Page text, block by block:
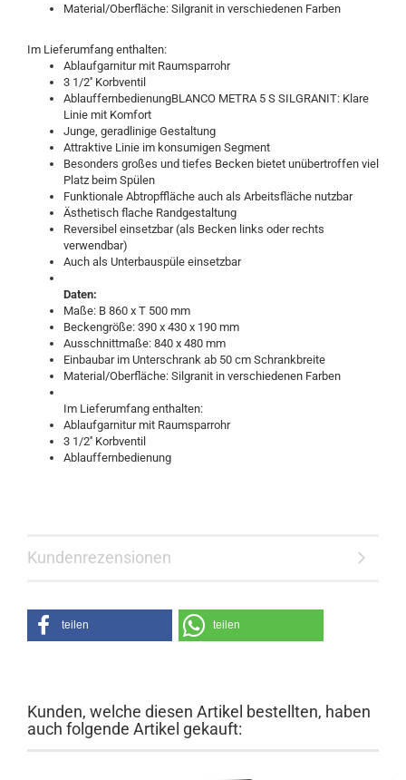
Material/Oberfläche: Silgranit in verschiedenen Farben
Im Lieferumfang enthalten:
Ablaufgarnitur mit Raumsparrohr
3 1/2'' Korbventil
AblauffernbedienungBLANCO METRA 5 S SILGRANIT: Klare
Linie mit Komfort
Junge, geradlinige Gestaltung
Attraktive Linie im konsumigen Segment
Besonders großes und tiefes Becken bietet unübertroffen viel
Platz beim Spülen
Funktionale Abtropffläche auch als Arbeitsfläche nutzbar
Ästhetisch flache Randgestaltung
Reversibel einsetzbar (als Becken links oder rechts
verwendbar)
Auch als Unterbauspüle einsetzbar
Daten:
Maße: B 860 x T 500 mm
Beckengröße: 390 x 430 x 190 mm
Ausschnittmaße: 840 x 480 mm
Einbaubar im Unterschrank ab 50 cm Schrankbreite
Material/Oberfläche: Silgranit in verschiedenen Farben
Im Lieferumfang enthalten:
Ablaufgarnitur mit Raumsparrohr
3 1/2'' Korbventil
Ablauffernbedienung
Kundenrezensionen
teilen teilen
Kunden, welche diesen Artikel bestellten, haben
auch folgende Artikel gekauft: